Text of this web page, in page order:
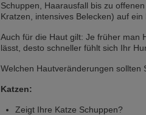
Schuppen, Haarausfall bis zu
Kratzen, intensives Belecken) auf ein
Auch für die Haut gilt: Je früher man
lässt, desto schneller fühlt sich Ihr
Welchen Hautveränderungen sollten
Katzen:
Zeigt Ihre Katze Schuppen?